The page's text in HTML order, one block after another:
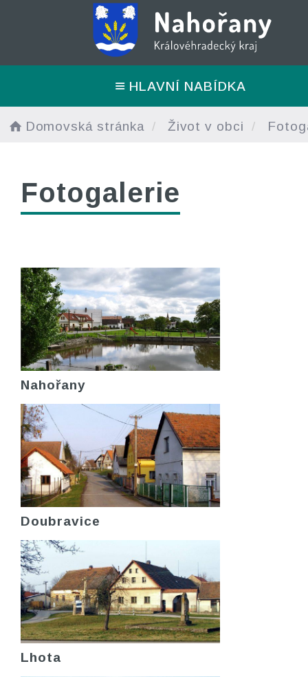
HLAVNÍ NABÍDKA
Domovská stránka Život v obci
Fotogalerie
Nahořany
Doubravice
Lhota